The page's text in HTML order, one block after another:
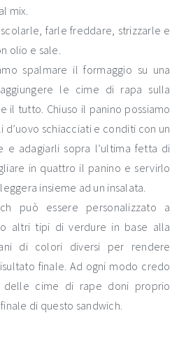
mix.
farle freddare, strizzarle e
olio e sale.
spalmare il formaggio su una
le cime di rapa sulla
il tutto. Chiuso il panino possiamo
d’uovo schiacciati e conditi con un
e adagiarli sopra l’ultima fetta di
in quattro il panino e servirlo
insieme ad un insalata.
può essere personalizzato a
altri tipi di verdure in base alla
di colori diversi per rendere
finale. Ad ogni modo credo
cime di rape doni proprio
di questo sandwich.